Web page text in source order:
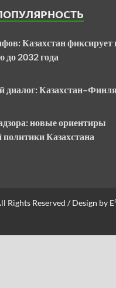
Казахстан фиксирует
до 2032 года
диалог:
новые ориентиры
политики Казахстана
Rights Reserved / Design by